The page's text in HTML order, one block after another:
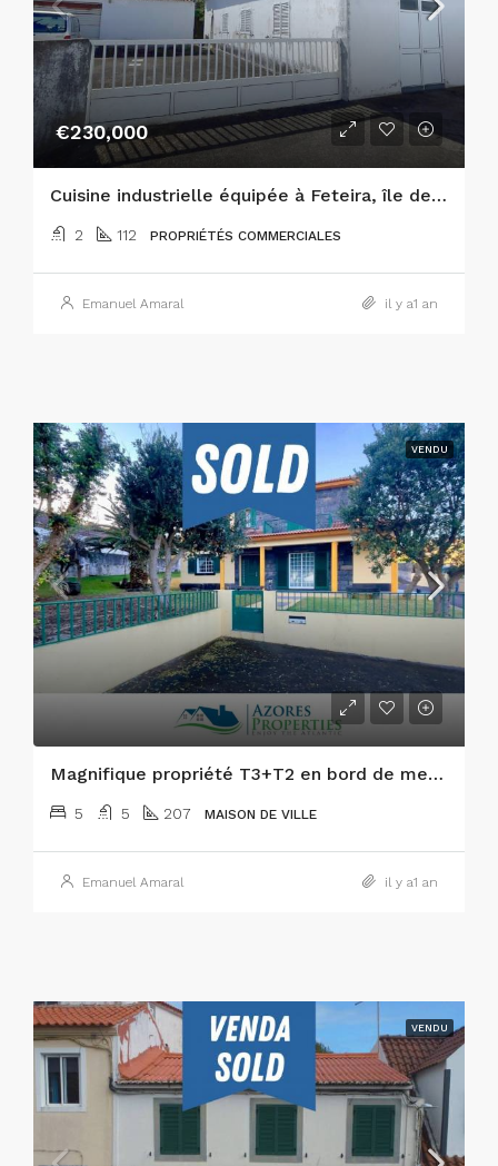
€230,000
Cuisine industrielle équipée à Feteira, île de Faial
2 112 PROPRIÉTÉS COMMERCIALES
Emanuel Amaral il y a1 an
VENDU
Magnifique propriété T3+T2 en bord de mer avec jardin et vue sur l’océan sur l’île de Faial !
5 5 207 MAISON DE VILLE
Emanuel Amaral il y a1 an
VENDU